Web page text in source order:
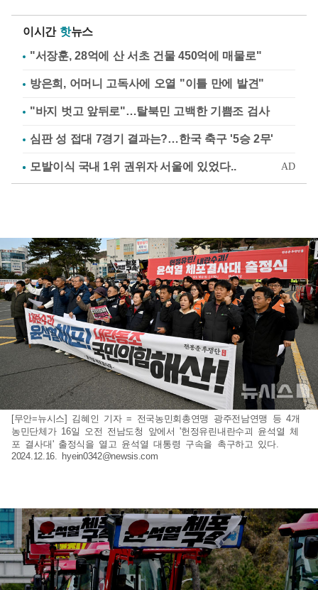
이시간 핫뉴스
"서장훈, 28억에 산 서초 건물 450억에 매물로"
방은희, 어머니 고독사에 오열 "이틀 만에 발견"
"바지 벗고 앞뒤로"…탈북민 고백한 기쁨조 검사
심판 성 접대 7경기 결과는?…한국 축구 '5승 2무'
[무안=뉴시스] 김혜인 기자 = 전국농민회총연맹 광주전남연맹 등 4개
농민단체가 16일 오전 전남도청 앞에서 '헌정유린내란수괴 윤석열 체
포 결사대' 출정식을 열고 윤석열 대통령 구속을 촉구하고 있다.
2024.12.16. hyein0342@newsis.com